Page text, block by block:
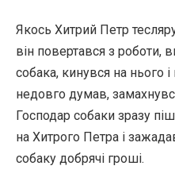
Якось Хитрий Петр
він повертався з роботи,
собака, кинувся на нього
недовго думав,
Господар собаки зразу
на Хитрого Петра і
собаку добрячі гроші.